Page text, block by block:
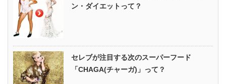
ン・ダイエットって？
セレブが注目する次のスーパーフード
「CHAGA(チャーガ)」って？